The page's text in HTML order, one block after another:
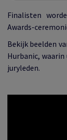
Finalisten
Awards-
Bekijk beelden
Hurbanic,
juryleden.